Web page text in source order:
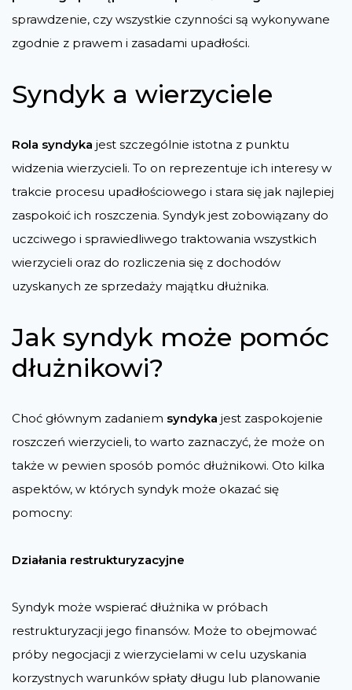
sprawdzenie, czy wszystkie czynności są wykonywane
zgodnie z prawem i zasadami upadłości.
Syndyk a wierzyciele
Rola syndyka jest szczególnie istotna z punktu
widzenia wierzycieli. To on reprezentuje ich interesy w
trakcie procesu upadłościowego i stara się jak najlepiej
zaspokoić ich roszczenia. Syndyk jest zobowiązany do
uczciwego i sprawiedliwego traktowania wszystkich
wierzycieli oraz do rozliczenia się z dochodów
uzyskanych ze sprzedaży majątku dłużnika.
Jak syndyk może pomóc
dłużnikowi?
Choć głównym zadaniem syndyka jest zaspokojenie
roszczeń wierzycieli, to warto zaznaczyć, że może on
także w pewien sposób pomóc dłużnikowi. Oto kilka
aspektów, w których syndyk może okazać się
pomocny:
Działania restrukturyzacyjne
Syndyk może wspierać dłużnika w próbach
restrukturyzacji jego finansów. Może to obejmować
próby negocjacji z wierzycielami w celu uzyskania
korzystnych warunków spłaty długu lub planowanie